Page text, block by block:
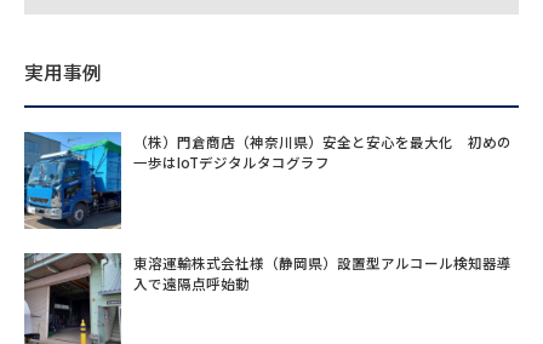
実用事例
（株）門倉商店（神奈川県）安全と安心を最大化 初めの
一歩はIoTデジタルタコグラフ
東溶運輸株式会社様（静岡県）設置型アルコール検知器導
入で遠隔点呼始動